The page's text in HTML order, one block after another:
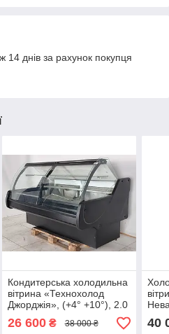
днів за рахунок покупця
Кондитерська холодильна
вітрина «Технохолод
Джорджія», (+4° +10°), 2.0
м., (Україна), викладка 90
см., Б/у
26 600₴ 38 000 ₴
(-
Б/у
40